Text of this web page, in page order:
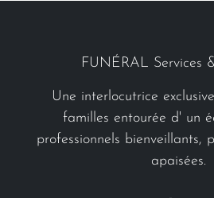
FUNÉRAL Services
Une interlocutrice
familles entourée d' un
professionnels bienveillants,
apaisées.